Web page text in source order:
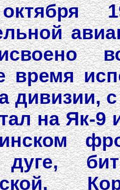
время
дивизии,
на Як-9
дуге,